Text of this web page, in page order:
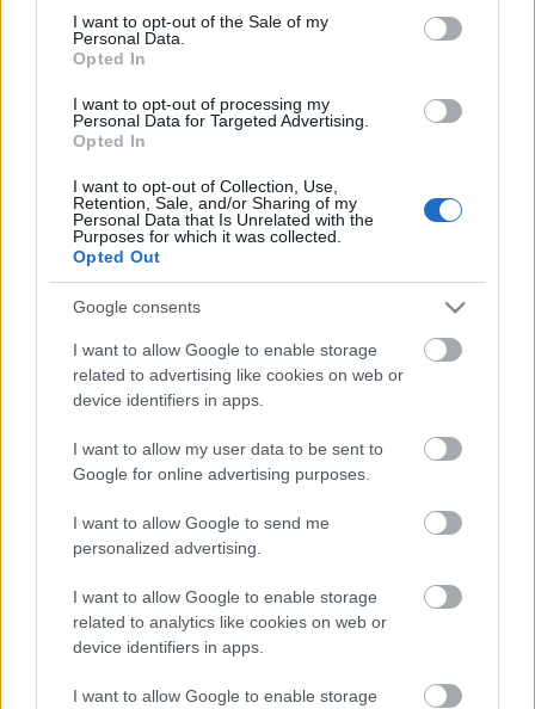
consent section.
I want to opt-out of the Sale of my
Personal Data.
Opted In
I want to opt-out of processing my
Personal Data for Targeted Advertising.
Opted In
I want to opt-out of Collection, Use,
Retention, Sale, and/or Sharing of my
Personal Data that Is Unrelated with the
Purposes for which it was collected.
Opted Out
Google consents
I want to allow Google to enable storage
related to advertising like cookies on web or
device identifiers in apps.
I want to allow my user data to be sent to
Google for online advertising purposes.
I want to allow Google to send me
personalized advertising.
I want to allow Google to enable storage
related to analytics like cookies on web or
device identifiers in apps.
I want to allow Google to enable storage
Azt se felejtsük el, hogy nem feltétlenül kell nulláról
indulnunk. Nagyon jó
3D modell-adatbázisokból
importálhatunk fájlokat, szkeneket, amelyeket csak
utána editálunk valamelyik programmal.
A szkenneléshez ingyenes szoftvereket ajánlanak,
például a 123D Catch-et.
Címkék:szoftver 3D modellezés
Autodesk
Ajánlott bejegyzések:
Nikon SLM fémnyomtatóval bővít a
ONE3D a repülőgép- és védelmi ipari
projektjeihez
A COBOD piacra dobja a BOD3 3D